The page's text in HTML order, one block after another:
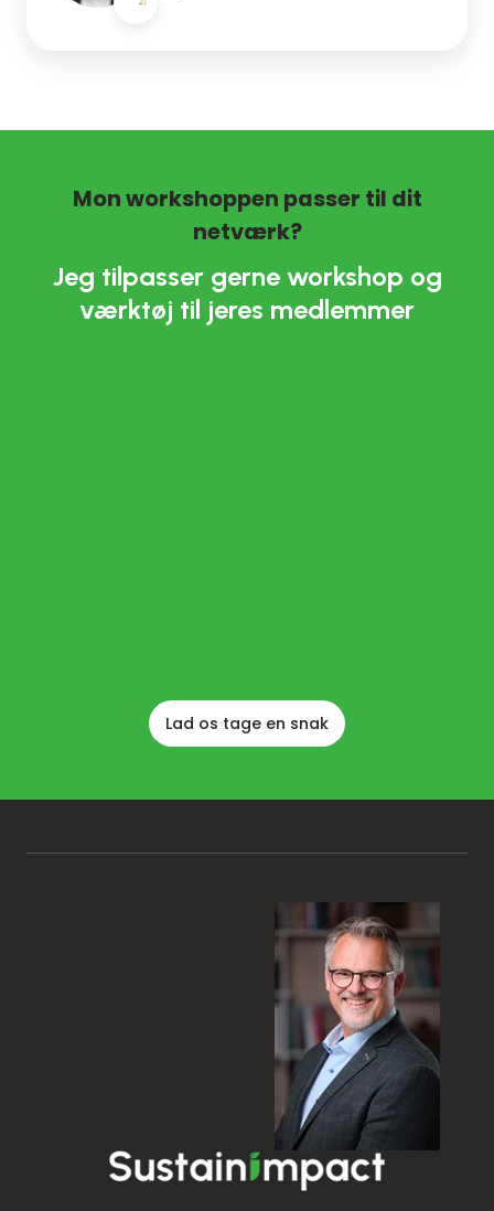
Mon workshoppen passer til dit
netværk?
Jeg tilpasser gerne workshop og
værktøj til jeres medlemmer
Lad os tage en snak